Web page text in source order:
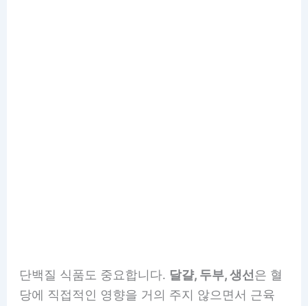
단백질 식품도 중요합니다. 달걀, 두부, 생선은 혈
당에 직접적인 영향을 거의 주지 않으면서 근육